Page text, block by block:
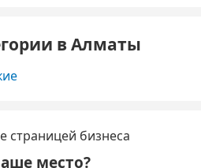
в Алматы
место?